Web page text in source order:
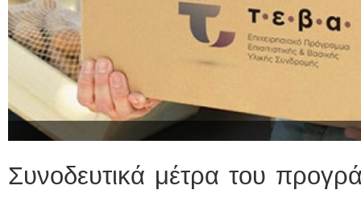
Συνοδευτικά μέτρα του
ΕΙΔΙΚΟΣ